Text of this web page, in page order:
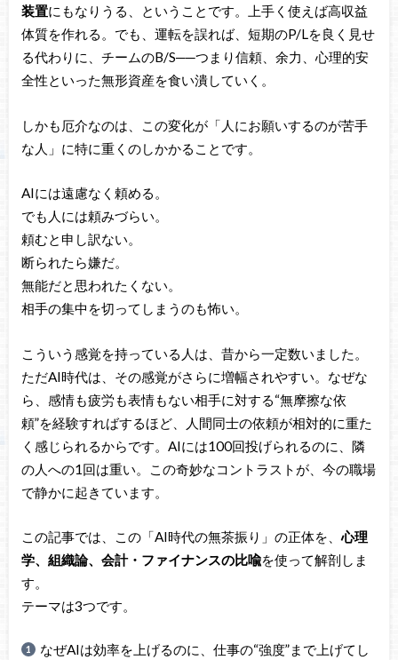
装置にもなりうる、ということです。上手く使えば高収益
体質を作れる。でも、運転を誤れば、短期のP/Lを良く見せ
る代わりに、チームのB/S──つまり信頼、余力、心理的安
全性といった無形資産を食い潰していく。
しかも厄介なのは、この変化が「人にお願いするのが苦手
な人」に特に重くのしかかることです。
AIには遠慮なく頼める。
でも人には頼みづらい。
頼むと申し訳ない。
断られたら嫌だ。
無能だと思われたくない。
相手の集中を切ってしまうのも怖い。
こういう感覚を持っている人は、昔から一定数いました。
ただAI時代は、その感覚がさらに増幅されやすい。なぜな
ら、感情も疲労も表情もない相手に対する“無摩擦な依
頼”を経験すればするほど、人間同士の依頼が相対的に重た
く感じられるからです。AIには100回投げられるのに、隣
の人への1回は重い。この奇妙なコントラストが、今の職場
で静かに起きています。
この記事では、この「AI時代の無茶振り」の正体を、心理
学、組織論、会計・ファイナンスの比喩を使って解剖しま
す。
テーマは3つです。
なぜAIは効率を上げるのに、仕事の“強度”まで上げてし